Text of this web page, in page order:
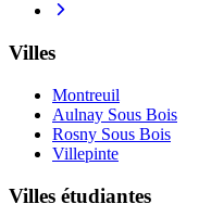
Villes
Montreuil
Aulnay Sous Bois
Rosny Sous Bois
Villepinte
Villes étudiantes